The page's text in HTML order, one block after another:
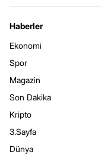
Haberler
Ekonomi
Spor
Magazin
Son Dakika
Kripto
3.Sayfa
Dünya